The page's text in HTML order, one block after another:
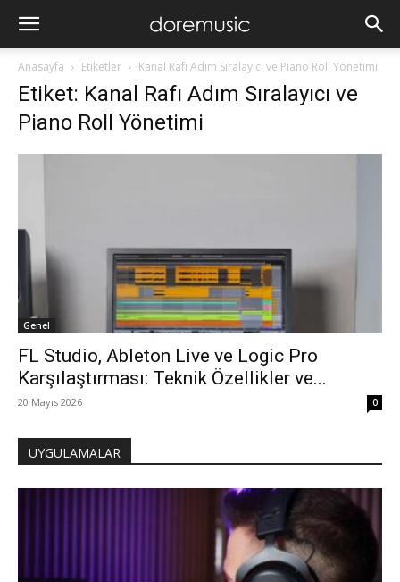
Anasayfa Etiketler Kanal Rafı Adım Sıralayıcı ve Piano Roll Yönetimi
Etiket: Kanal Rafı Adım Sıralayıcı ve
Piano Roll Yönetimi
Genel
FL Studio, Ableton Live ve Logic Pro
Karşılaştırması: Teknik Özellikler ve...
20 Mayıs 2026 0
UYGULAMALAR